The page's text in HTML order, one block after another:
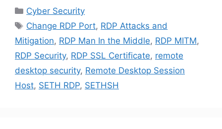
Kategoriler
Cyber Security
Etiketler
Change RDP Port, RDP Attacks and
Mitigation, RDP Man In the Middle, RDP MITM,
RDP Security, RDP SSL Certificate, remote
desktop security, Remote Desktop Session
Host, SETH RDP, SETHSH